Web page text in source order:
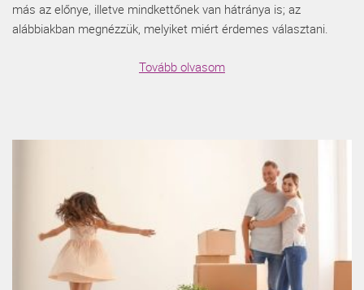
más az előnye, illetve mindkettőnek van hátránya is; az
alábbiakban megnézzük, melyiket miért érdemes választani.
Tovább olvasom